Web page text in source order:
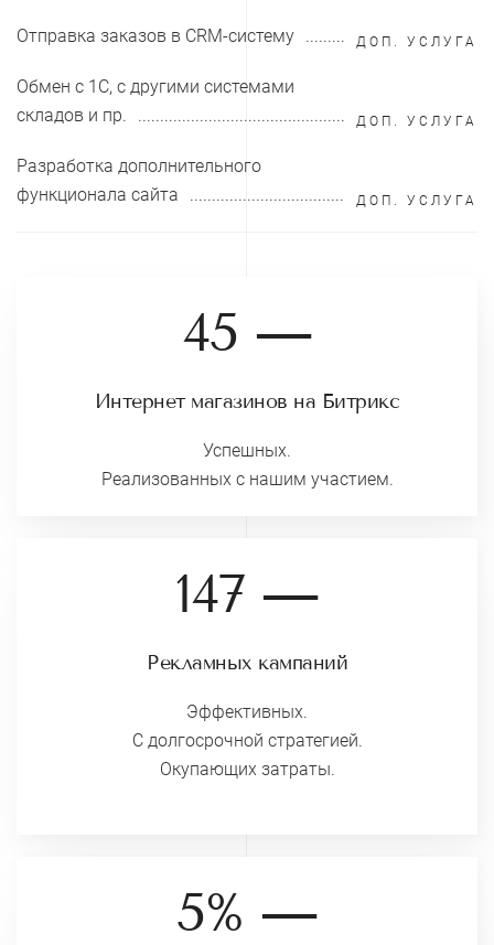
Отправка заказов в CRM-систему ДОП. УСЛУГА
Обмен с 1С, с другими системами
складов и пр.
ДОП. УСЛУГА
Разработка дополнительного
функционала сайта
ДОП. УСЛУГА
45 —
Интернет магазинов на Битрикс
Успешных.
Реализованных с нашим участием.
147 —
Рекламных кампаний
Эффективных.
С долгосрочной стратегией.
Окупающих затраты.
5% —